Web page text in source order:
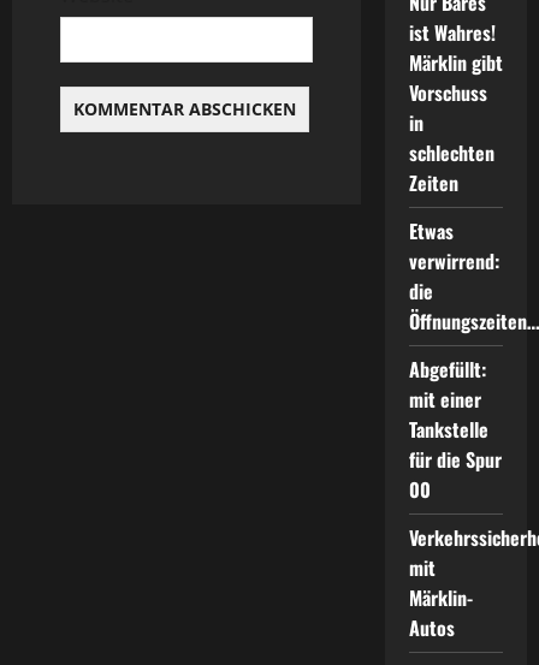
ist Wahres!
Märklin gibt
Vorschuss
in
schlechten
Zeiten
Etwas
verwirrend:
die
Öffnungszeiten…
Abgefüllt:
mit einer
Tankstelle
für die Spur
00
mit
Märklin-
Autos